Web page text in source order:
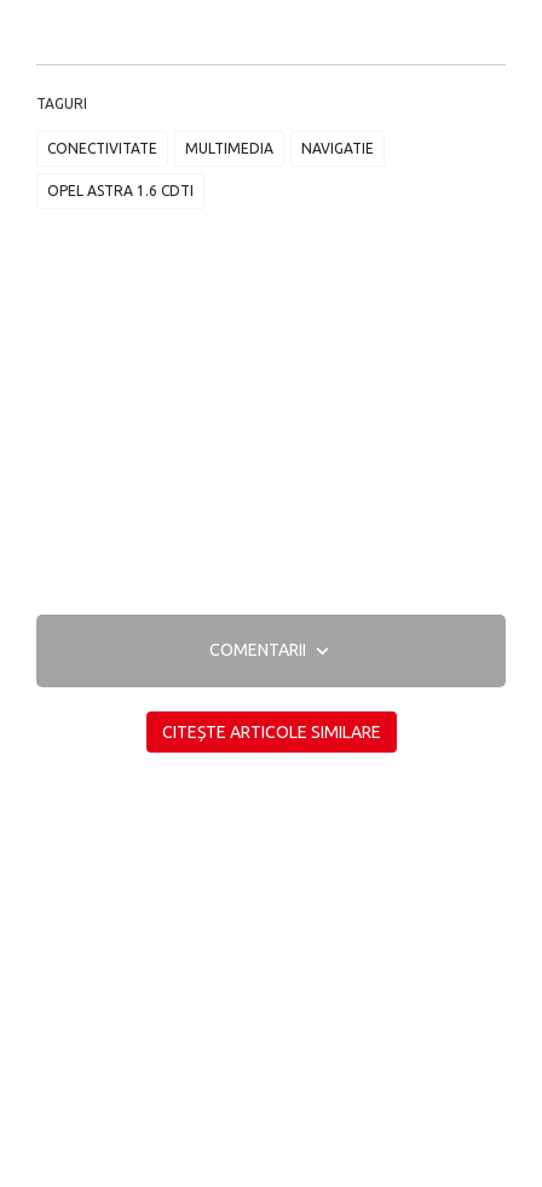
TAGURI
CONECTIVITATE MULTIMEDIA NAVIGATIE
OPEL ASTRA 1.6 CDTI
COMENTARII
CITEȘTE ARTICOLE SIMILARE